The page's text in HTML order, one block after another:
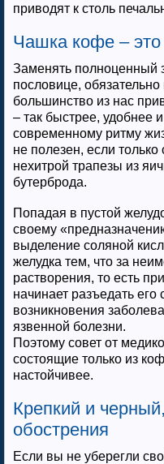
приводят к столь
Чашка кофе –
Заменять полноценный
пословице,
большинство из нас
– так быстрее, удобнее
современному ритму
не полезен, если
нехитрой трапезы из
бутерброда.
Попадая в пустой
своему
выделение соляной
желудка тем, что за
растворения, то есть
начинает разъедать его
возникновения
язвенной болезни.
Поэтому совет от
состоящие только из
настойчивее.
Крепкий и
обострения
Если вы не уберегли